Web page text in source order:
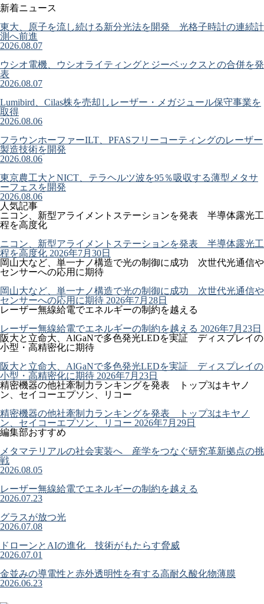
新着ニュース
東大、原子を流し続ける新分光法を開発 光格子時計の連続計
測へ前進
2026.08.07
ウシオ電機、ウシオライティングとジーベックスとの合併を発
表
2026.08.07
Lumibird、Cilas株を売却しレーザー・メガジュール保守事業を
取得
2026.08.06
フラウンホーファーILT、PFASフリーコーティングのレーザー
製造技術を開発
2026.08.06
東京農工大とNICT、テラヘルツ波を95％吸収する薄型メタサ
ーフェスを開発
2026.08.06
人気記事
ニコン、新型アライメントステーションを発表 半導体露光工
程を高度化
ニコン、新型アライメントステーションを発表 半導体露光工
程を高度化 2026年7月30日
岡山大など、単一ナノ構造で光の制御に成功 次世代光通信や
センサーへの応用に期待
岡山大など、単一ナノ構造で光の制御に成功 次世代光通信や
センサーへの応用に期待 2026年7月28日
レーザー無線給電でエネルギーの制約を越える
レーザー無線給電でエネルギーの制約を越える 2026年7月23日
阪大と立命大、AlGaNで多色発光LEDを実証 ディスプレイの
小型・高精密化に期待
阪大と立命大、AlGaNで多色発光LEDを実証 ディスプレイの
小型・高精密化に期待 2026年7月23日
精密機器の他社牽制力ランキングを発表 トップ3はキヤノ
ン、セイコーエプソン、リコー
精密機器の他社牽制力ランキングを発表 トップ3はキヤノ
ン、セイコーエプソン、リコー 2026年7月29日
編集部おすすめ
メタマテリアルの社会実装へ 産学をつなぐ研究革新拠点の挑
戦
2026.08.05
レーザー無線給電でエネルギーの制約を越える
2026.07.23
グラスが放つ光
2026.07.08
ドローンとAIの進化 技術がもたらす脅威
2026.07.01
金並みの導電性と赤外透明性を有する高耐久酸化物薄膜
2026.06.23